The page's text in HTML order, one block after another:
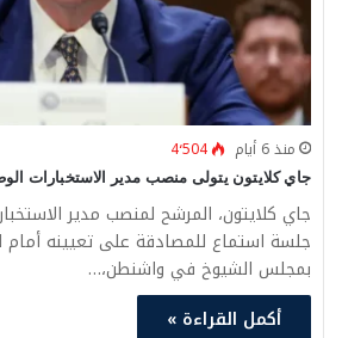
منذ 6 أيام 4٬504
جاي كلايتون يتولى منصب مدير الاستخبارات
جاي كلايتون، المرشح لمنصب مدير
جلسة استماع للمصادقة على تعيينه أمام
بمجلس الشيوخ في واشنطن،…
أكمل القراءة »